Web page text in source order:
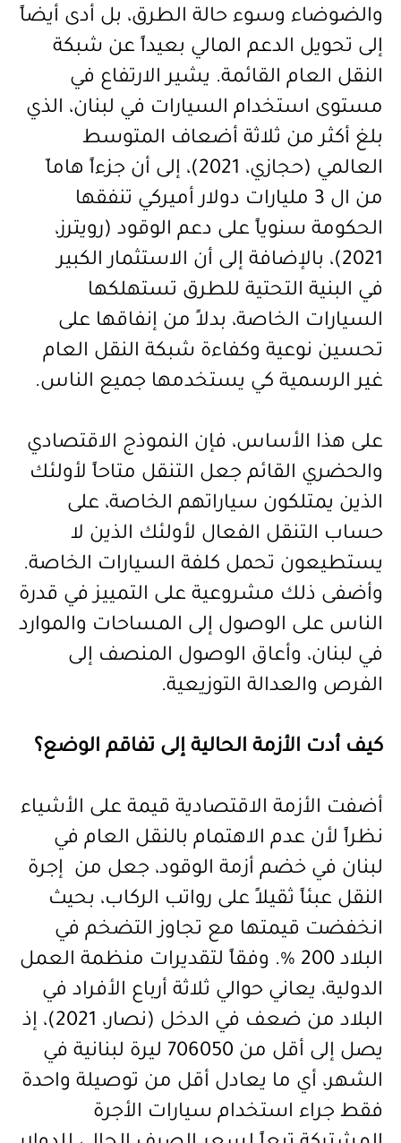
والضوضاء وسوء حالة الطرق، بل أدى أيضاً
إلى تحويل الدعم المالي بعيداً عن شبكة
النقل العام القائمة. يشير الارتفاع في
مستوى استخدام السيارات في لبنان، الذي
بلغ أكثر من ثلاثة أضعاف المتوسط
العالمي (حجازي، 2021)، إلى أن جزءاً هاماّ
من ال 3 مليارات دولار أميركي تنفقها
الحكومة سنوياً على دعم الوقود (رويترز،
2021)، بالإضافة إلى أن الاستثمار الكبير
في البنية التحتية للطرق تستهلكها
السيارات الخاصة، بدلاً من إنفاقها على
تحسين نوعية وكفاءة شبكة النقل العام
غير الرسمية كي يستخدمها جميع الناس.
على هذا الأساس، فإن النموذج الاقتصادي
والحضري القائم جعل التنقل متاحاً لأولئك
الذين يمتلكون سياراتهم الخاصة، على
حساب التنقل الفعال لأولئك الذين لا
يستطيعون تحمل كلفة السيارات الخاصة.
وأضفى ذلك مشروعية على التمييز في قدرة
الناس على الوصول إلى المساحات والموارد
في لبنان، وأعاق الوصول المنصف إلى
الفرص والعدالة التوزيعية.
كيف أدت الأزمة الحالية إلى تفاقم الوضع؟
أضفت الأزمة الاقتصادية قيمة على الأشياء
نظراً لأن عدم الاهتمام بالنقل العام في
لبنان في خضم أزمة الوقود، جعل من إجرة
النقل عبئاً ثقيلاً على رواتب الركاب، بحيث
انخفضت قيمتها مع تجاوز التضخم في
البلاد 200 %. وفقاً لتقديرات منظمة العمل
الدولية، يعاني حوالي ثلاثة أرباع الأفراد في
البلاد من ضعف في الدخل (نصار، 2021)، إذ
يصل إلى أقل من 706050 ليرة لبنانية في
الشهر، أي ما يعادل أقل من توصيلة واحدة
فقط جراء استخدام سيارات الأجرة